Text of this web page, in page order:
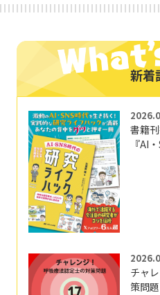
新着
書籍
『AI
チャ
策問